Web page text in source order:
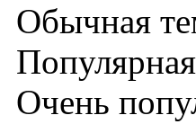
Обычная
Очень